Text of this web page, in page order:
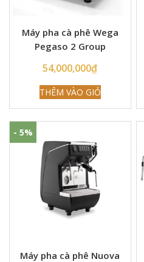
Máy pha cà phê Wega
Pegaso 2 Group
54,000,000₫
THÊM VÀO GIỎ
- 5%
Máy pha cà phê Nuova